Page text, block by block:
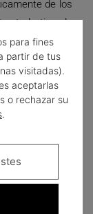
de los
todo tipo de
y los dientes
dentales
, en el que
dándoles
dentista sea
para fines
partir de tus
visitadas).
aceptarlas
o rechazar su
.